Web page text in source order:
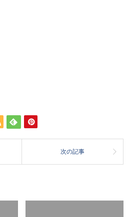
次の記事